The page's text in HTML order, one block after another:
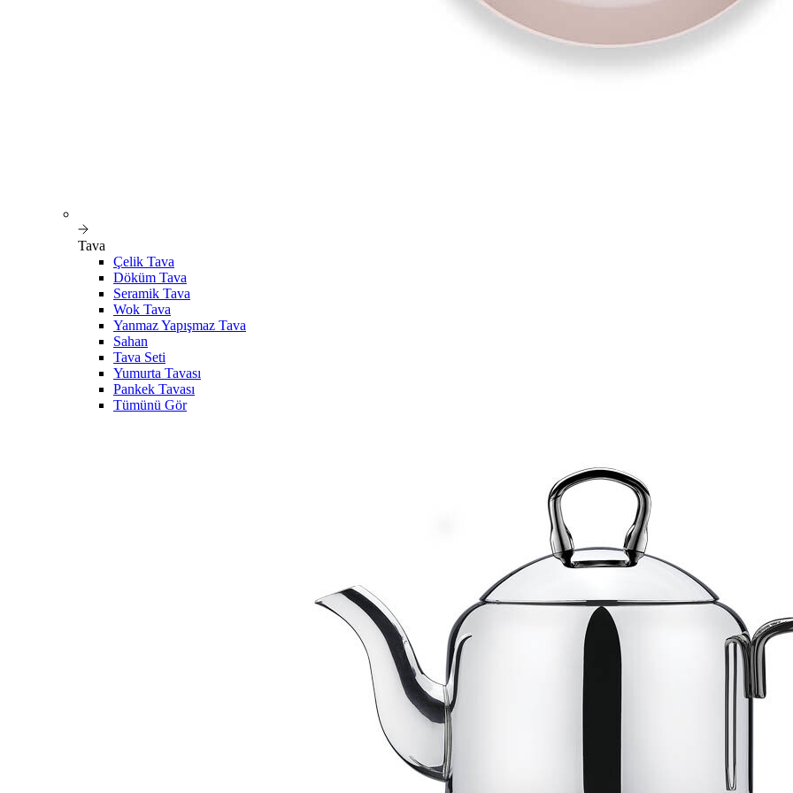
Tava
Çelik Tava
Döküm Tava
Seramik Tava
Wok Tava
Yanmaz Yapışmaz Tava
Sahan
Tava Seti
Yumurta Tavası
Pankek Tavası
Tümünü Gör